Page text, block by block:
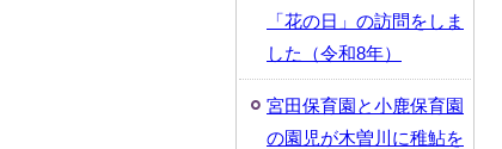
「花の日」の訪問をしま
した（令和8年）
宮田保育園と小鹿保育園
の園児が木曽川に稚鮎を